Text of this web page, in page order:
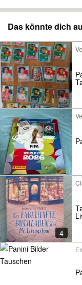
Das könnte dich
4